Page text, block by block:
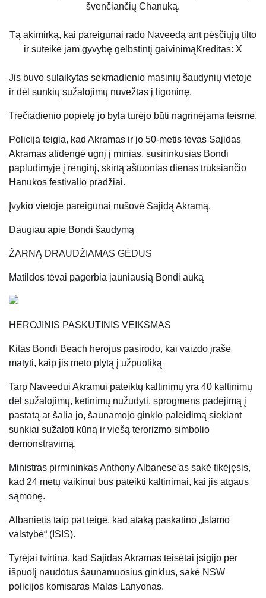
švenčiančių Chanuką.
Tą akimirką, kai pareigūnai rado Naveedą ant pėsčiųjų tilto
ir suteikė jam gyvybę gelbstintį gaivinimąKreditas: X
Jis buvo sulaikytas sekmadienio masinių šaudynių vietoje
ir dėl sunkių sužalojimų nuvežtas į ligoninę.
Trečiadienio popietę jo byla turėjo būti nagrinėjama teisme.
Policija teigia, kad Akramas ir jo 50-metis tėvas Sajidas
Akramas atidengė ugnį į minias, susirinkusias Bondi
paplūdimyje į renginį, skirtą aštuonias dienas truksiančio
Hanukos festivalio pradžiai.
Įvykio vietoje pareigūnai nušovė Sajidą Akramą.
Daugiau apie Bondi šaudymą
ŽARNĄ DRAUDŽIAMAS GĖDUS
Matildos tėvai pagerbia jauniausią Bondi auką
HEROJINIS PASKUTINIS VEIKSMAS
Kitas Bondi Beach herojus pasirodo, kai vaizdo įraše
matyti, kaip jis mėto plytą į užpuoliką
Tarp Naveedui Akramui pateiktų kaltinimų yra 40 kaltinimų
dėl sužalojimų, ketinimų nužudyti, sprogmens padėjimą į
pastatą ar šalia jo, šaunamojo ginklo paleidimą siekiant
sunkiai sužaloti kūną ir viešą terorizmo simbolio
demonstravimą.
Ministras pirmininkas Anthony Albanese'as sakė tikėjęsis,
kad 24 metų vaikinui bus pateikti kaltinimai, kai jis atgaus
sąmonę.
Albanietis taip pat teigė, kad ataką paskatino „Islamo
valstybė“ (ISIS).
Tyrėjai tvirtina, kad Sajidas Akramas teisėtai įsigijo per
išpuolį naudotus šaunamuosius ginklus, sakė NSW
policijos komisaras Malas Lanyonas.